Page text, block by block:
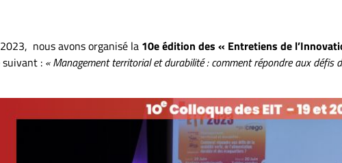
nous avons organisé la 10e édition des « Entretiens de
suivant : « Management territorial et durabilité : comment répondre aux défis